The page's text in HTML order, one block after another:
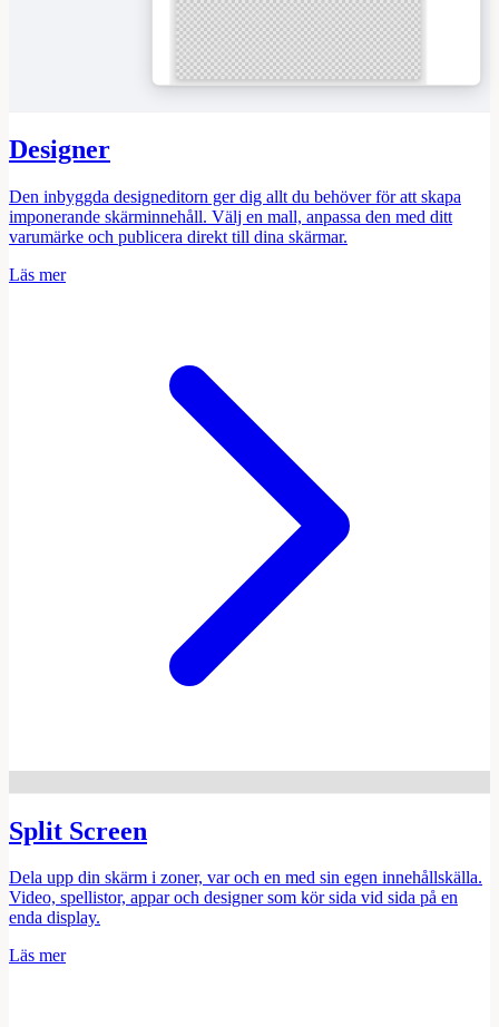
MATCHA OAT LATTE
AVOCADO TOAST
Designer
Den inbyggda designeditorn ger dig allt du behöver för att skapa
imponerande skärminnehåll. Välj en mall, anpassa den med ditt
varumärke och publicera direkt till dina skärmar.
Läs mer
Split Screen
Dela upp din skärm i zoner, var och en med sin egen innehållskälla.
Video, spellistor, appar och designer som kör sida vid sida på en
enda display.
Läs mer